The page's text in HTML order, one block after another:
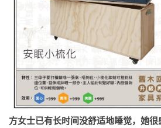
方女士已有长时间没舒适地睡觉，她